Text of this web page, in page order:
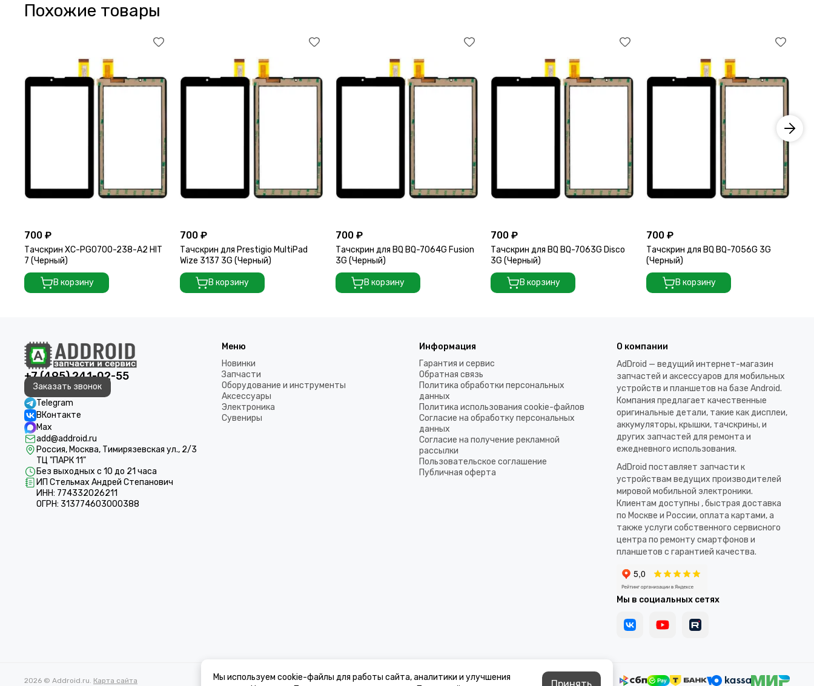
Похожие товары
700 ₽
Тачскрин XC-PG0700-238-A2 HIT
7 (Черный)
В корзину
700 ₽
Тачскрин для Prestigio MultiPad
Wize 3137 3G (Черный)
В корзину
700 ₽
Тачскрин для BQ BQ-7064G Fusion
3G (Черный)
В корзину
700 ₽
Тачскрин для BQ BQ-7063G Disco
3G (Черный)
В корзину
700 ₽
Тачскрин для BQ BQ-7056G 3G
(Черный)
В корзину
+7 (495) 241-02-55
Заказать звонок
Telegram
ВКонтакте
Max
add@addroid.ru
Россия, Москва, Тимирязевская ул., 2/3
ТЦ "ПАРК 11"
Без выходных с 10 до 21 часа
ИП Стельмах Андрей Степанович
ИНН: 774332026211
ОГРН: 313774603000388
Меню
Новинки
Запчасти
Оборудование и инструменты
Аксессуары
Электроника
Сувениры
Информация
Гарантия и сервис
Обратная связь
Политика обработки персональных
данных
Политика использования cookie-файлов
Согласие на обработку персональных
данных
Согласие на получение рекламной
рассылки
Пользовательское соглашение
Публичная оферта
О компании
AdDroid — ведущий интернет-магазин
запчастей и аксессуаров для мобильных
устройств и планшетов на базе Android.
Компания предлагает качественные
оригинальные детали, такие как дисплеи,
аккумуляторы, крышки, тачскрины, и
других запчастей для ремонта и
ежедневного использования.​
AdDroid поставляет запчасти к
устройствам ведущих производителей
мировой мобильной электроники.
Клиентам доступны , быстрая доставка
по Москве и России, оплата картами, а
также услуги собственного сервисного
центра по ремонту смартфонов и
планшетов с гарантией качества.
Мы в социальных сетях
2026 © Addroid.ru. Карта сайта
Мы используем cookie-файлы для работы сайта, аналитики и улучшения